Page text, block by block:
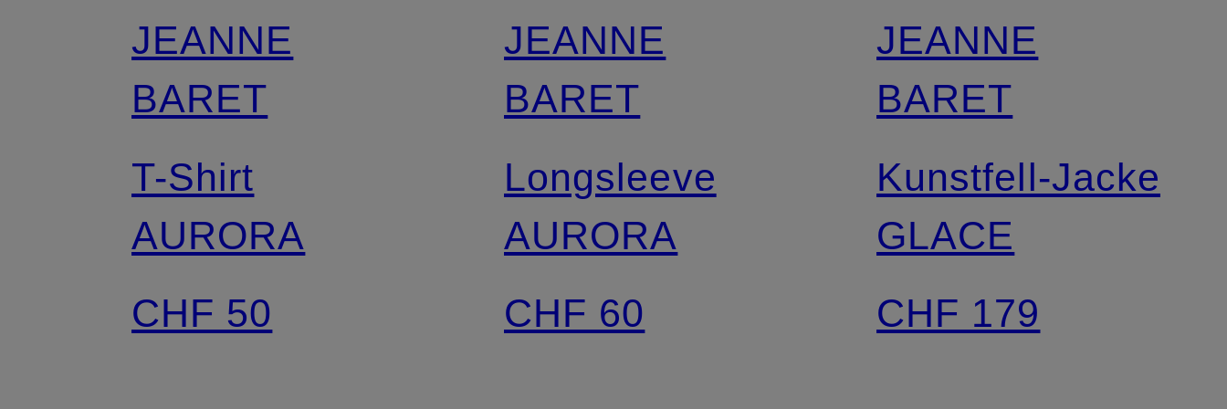
JEANNE
BARET
T-Shirt
AURORA
CHF 50
JEANNE
BARET
Longsleeve
AURORA
CHF 60
JEANNE
BARET
Kunstfell-Jacke
GLACE
CHF 179